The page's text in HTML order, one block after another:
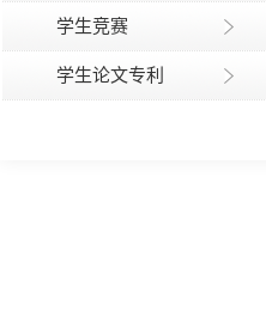
学生竞赛
学生论文专利